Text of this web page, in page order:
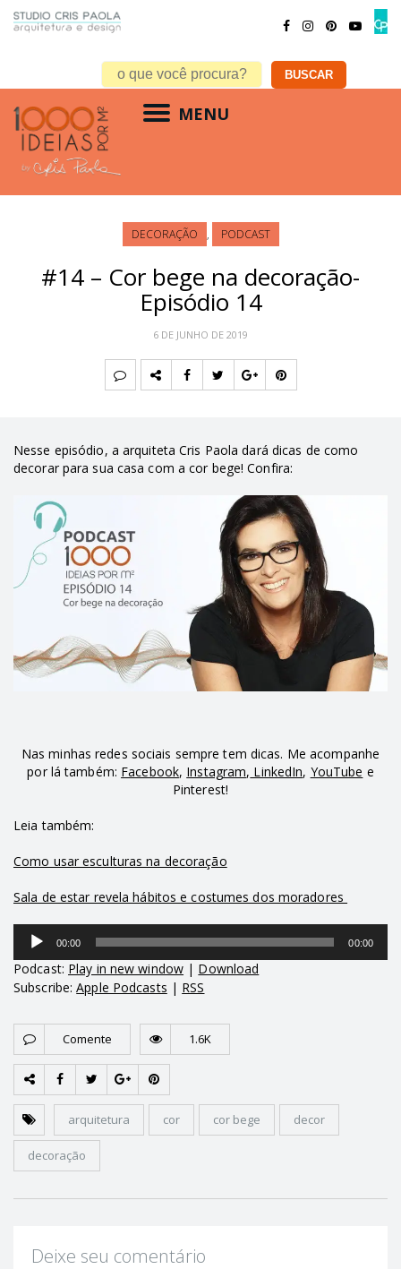
MENU
DECORAÇÃO , PODCAST
#14 – Cor bege na decoração-
Episódio 14
6 DE JUNHO DE 2019
Nesse episódio, a arquiteta Cris Paola dará dicas de como
decorar para sua casa com a cor bege! Confira:
Nas minhas redes sociais sempre tem dicas. Me acompanhe
por lá também: Facebook, Instagram, LinkedIn, YouTube e
Pinterest!
Leia também:
Como usar esculturas na decoração
Sala de estar revela hábitos e costumes dos moradores
Tocador
áudio
00:00 00:00
Podcast: Play in new window | Download
Subscribe:Apple Podcasts | RSS
Comente 1.6K
arquitetura cor cor bege decor
decoração
Deixe seu comentário